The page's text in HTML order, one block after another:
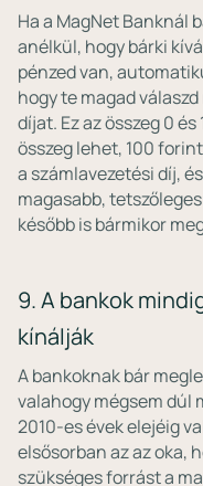
Ha a MagNet Banknál
anélkül, hogy bárki
pénzed van,
hogy te magad
díjat. Ez az összeg 0
összeg lehet, 100
a számlavezetési díj,
magasabb,
később is bármikor
9. A bankok
kínálják
A bankoknak bár
valahogy mégsem dúl
2010-es évek elejéig
elsősorban az az oka,
szükséges forrást a